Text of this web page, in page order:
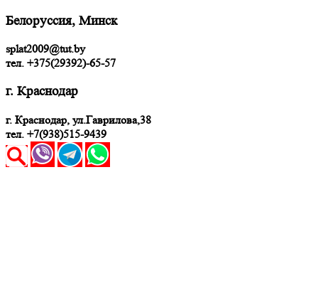
Белоруссия, Минск
splat2009@tut.by
тел. +375(29392)-65-57
г. Краснодар
г. Краснодар, ул.Гаврилова,38
тел. +7(938)515-9439